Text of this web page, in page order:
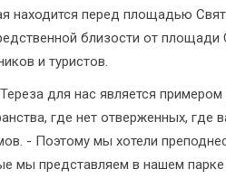
находится перед площадью
близости от площади
и туристов.
для нас является
где нет отверженных,
- Поэтому мы хотели
мы представляем в нашем